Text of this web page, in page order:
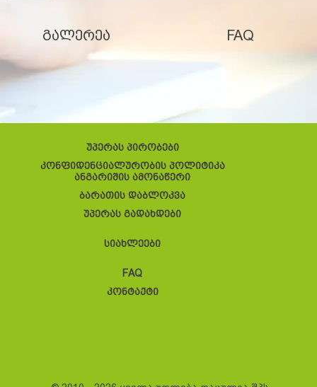
გალერეა FAQ
უპერას პირობები
კონფიდენციალურობის პოლიტიკა
ანგარიშის ამონაწერი
ბარათის დაბლოკვა
უპერას გადახდები
სიახლეები
FAQ
კონტაქტი